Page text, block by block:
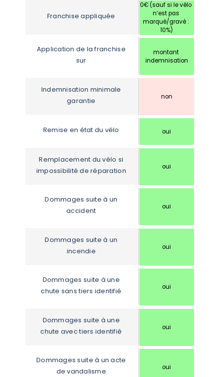
Franchise appliquée
0€ (sauf si le vélo
n’est pas
marqué/gravé :
10%)
Application de la franchise
sur
montant
indemnisation
Indemnisation minimale
garantie
non
Remise en état du vélo oui
Remplacement du vélo si
impossibilité de réparation
oui
Dommages suite à un
accident
oui
Dommages suite à un
incendie
oui
Dommages suite à une
chute sans tiers identifié
oui
Dommages suite à une
chute avec tiers identifié
oui
Dommages suite à un acte
de vandalisme
oui